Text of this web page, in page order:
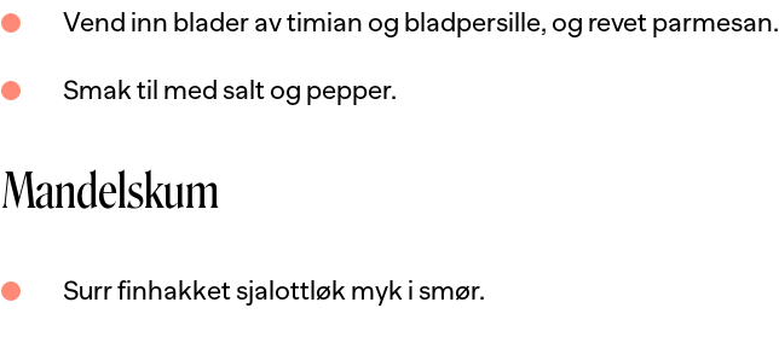
Vend inn blader av timian og bladpersille, og revet parmesan.
Smak til med salt og pepper.
Mandelskum
Surr finhakket sjalottløk myk i smør.